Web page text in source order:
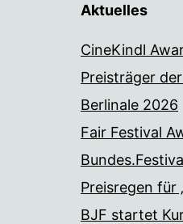
Aktuelles
CineKindl
Preisträger
Berlinale 2026
Fair Festival
Preisregen für
BJF startet